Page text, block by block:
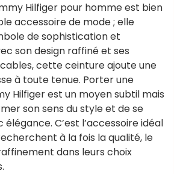
Hilfiger pour homme est bien
accessoire de mode ; elle
de sophistication et
son design raffiné et ses
cette ceinture ajoute une
à toute tenue. Porter une
Hilfiger est un moyen subtil mais
son sens du style et de se
C’est l’accessoire idéal
à la fois la qualité, le
dans leurs choix